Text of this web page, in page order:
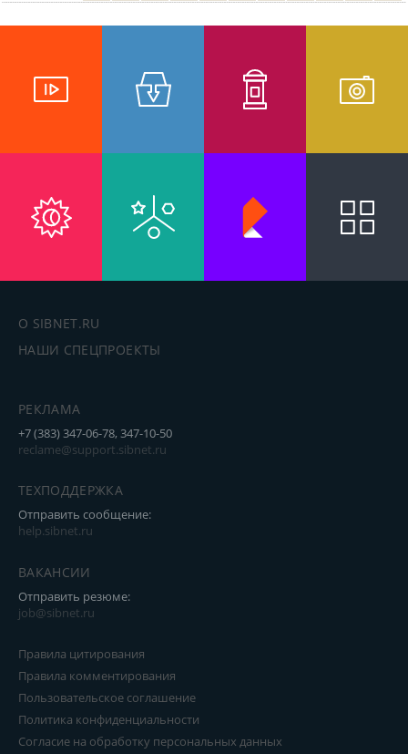
О SIBNET.RU
НАШИ СПЕЦПРОЕКТЫ
РЕКЛАМА
+7 (383) 347-06-78, 347-10-50
reclame@support.sibnet.ru
ТЕХПОДДЕРЖКА
Отправить сообщение:
help.sibnet.ru
ВАКАНСИИ
Отправить резюме:
job@sibnet.ru
Правила цитирования
Правила комментирования
Пользовательское соглашение
Политика конфиденциальности
Согласие на обработку персональных данных